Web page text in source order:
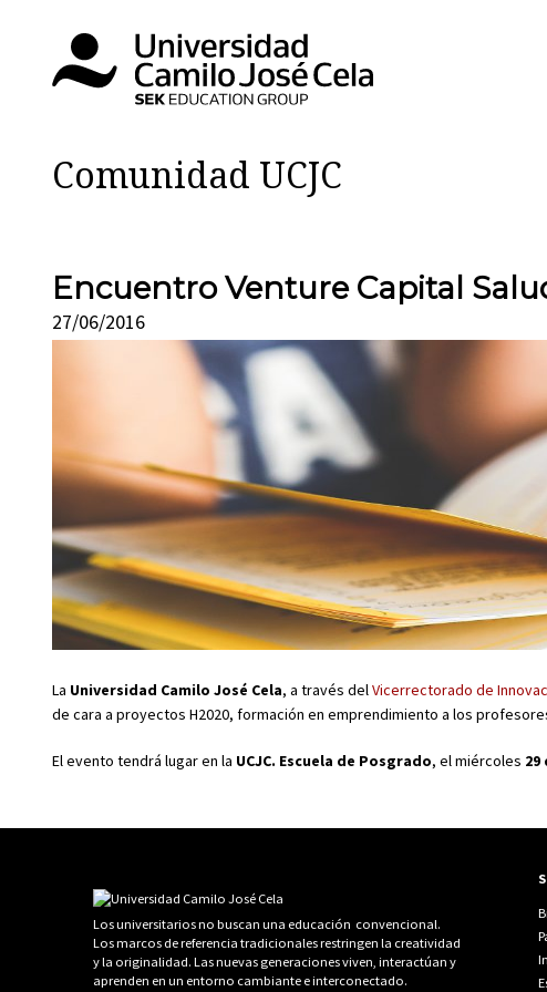
Comunidad UCJC
Encuentro Venture Capital
27/06/2016
La Universidad Camilo José Cela, a través del Vicerrectorado de
de cara a proyectos H2020, formación en emprendimiento a los
El evento tendrá lugar en la UCJC. Escuela de Posgrado, el miércoles 29
Los universitarios no buscan una educación convencional.
Los marcos de referencia tradicionales restringen la creatividad
y la originalidad. Las nuevas generaciones viven, interactúan y
aprenden en un entorno cambiante e interconectado.